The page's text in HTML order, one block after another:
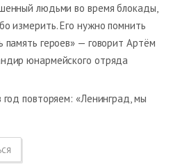
людьми во время блокады,
измерить. Его нужно помнить
память героев» — говорит Артём
юнармейского отряда
повторяем: «Ленинград, мы